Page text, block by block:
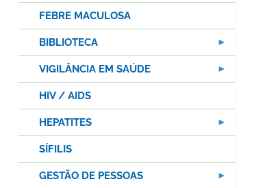
FEBRE MACULOSA
BIBLIOTECA
VIGILÂNCIA EM SAÚDE
HIV / AIDS
HEPATITES
SÍFILIS
GESTÃO DE PESSOAS